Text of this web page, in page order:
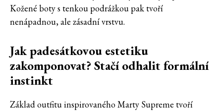
Kožené boty s tenkou podrážkou pak tvoří
nenápadnou, ale zásadní vrstvu.
Jak padesátkovou estetiku
zakomponovat? Stačí odhalit formální
instinkt
Základ outfitu inspirovaného Marty Supreme tvoří